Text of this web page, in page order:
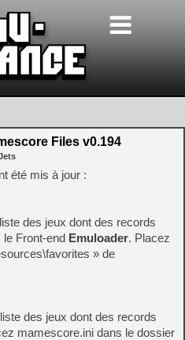
Files v0.194
été mis à jour :
des jeux dont des records
Front-end Emuloader. Placez
» de
des jeux dont des records
mamescore.ini dans le dossier